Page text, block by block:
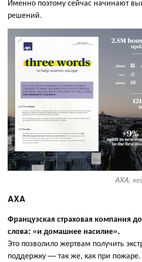
решений.
AXA,
AXA
Французская страховая компания
слова: «и домашнее насилие».
Это позволило жертвам получить
поддержку — так же, как при пожаре.